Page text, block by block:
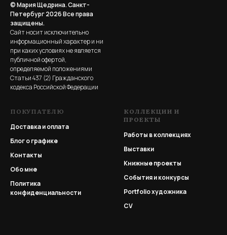
© Мария Щедрина. Санкт-
Петербург 2026Все права
защищены.
Сайт носит исключительно
информационный характер и ни
при каких условиях не является
публичной офертой,
определяемой положениями
Статьи 437 (2) Гражданского
кодекса Российской Федерации
ПОКУПАТЕЛЮ
Доставка и оплата
Блог о графике
Контакты
Обо мне
Политика
конфиденциальности
КОЛЛЕКЦИИ И
ПРОЕКТЫ
Работы в коллекциях
Выставки
Книжные проекты
События и конкурсы
Portfolioхудожника
CV